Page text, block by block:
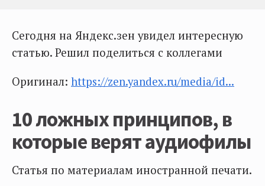
Сегодня на Яндекс.зен увидел интересную
статью. Решил поделиться с коллегами
Оригинал: https://zen.yandex.ru/media/id...
10 ложных принципов, в
которые верят аудиофилы
Статья по материалам иностранной печати.